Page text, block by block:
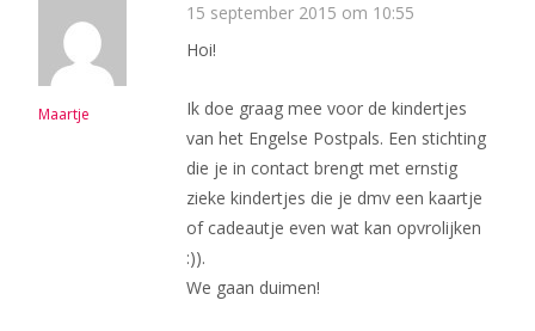
Maartje
15 september 2015 om 10:55
Hoi!
Ik doe graag mee voor de kindertjes
van het Engelse Postpals. Een stichting
die je in contact brengt met ernstig
zieke kindertjes die je dmv een kaartje
of cadeautje even wat kan opvrolijken
:)).
We gaan duimen!